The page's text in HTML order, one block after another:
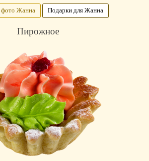
фото Жанна Подарки для Жанна
Пирожное